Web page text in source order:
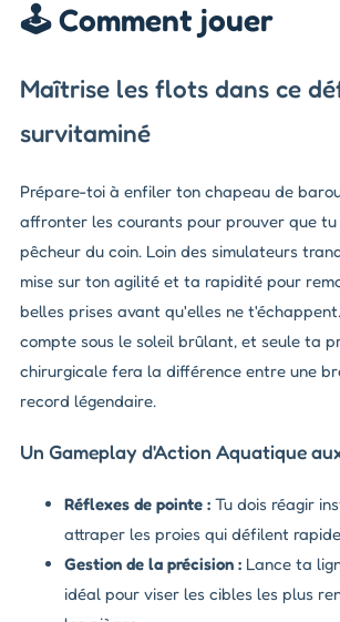
🕹️ Comment jouer
Maîtrise les flots dans ce
survitaminé
Prépare-toi à enfiler ton chapeau de
affronter les courants pour prouver que tu
pêcheur du coin. Loin des simulateurs
mise sur ton agilité et ta rapidité pour
belles prises avant qu'elles ne
compte sous le soleil brûlant, et seule ta
chirurgicale fera la différence entre une
record légendaire.
Un Gameplay d'Action Aquatique
Réflexes de pointe : Tu dois réagir
attraper les proies qui défilent
Gestion de la précision : Lance ta
idéal pour viser les cibles les plus